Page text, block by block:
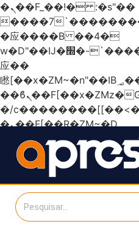
�ܢ��F_��!� :�s"��
����7
�应����B ��4�
w�D"��IJ�׭�-`������S��9�Dr�ji��EJ߅��gJ�
应��
矁[��x�ZM~�n"��IB؃��!'����Тѕ��+��(m��IK�ʭ�/|
��ϐܢ��F[��x�ZMz�G�� %嬩
�/
�ܢ��F[��R�ZM~�D